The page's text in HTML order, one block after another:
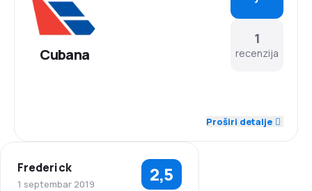
Cubana
1
recenzija
Mreža letova
Proširi detalje
Frederick
1 septembar 2019 2,5